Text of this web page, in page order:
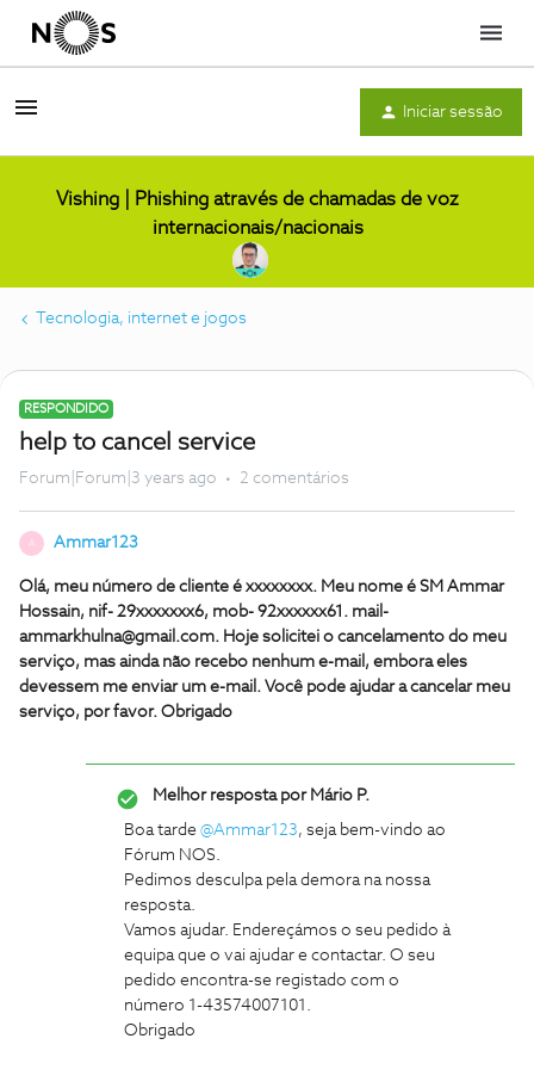
Menu
Iniciar sessão
Vishing | Phishing através de chamadas de voz
internacionais/nacionais
Tecnologia, internet e jogos
RESPONDIDO
help to cancel service
Forum|Forum|3 years ago 2 comentários
A Ammar123
Olá, meu número de cliente é xxxxxxxx. Meu nome é SM Ammar
Hossain, nif- 29xxxxxxx6, mob- 92xxxxxx61. mail-
ammarkhulna@gmail.com. Hoje solicitei o cancelamento do meu
serviço, mas ainda não recebo nenhum e-mail, embora eles
devessem me enviar um e-mail. Você pode ajudar a cancelar meu
serviço, por favor. Obrigado
Melhor resposta porMário P.
Boa tarde @Ammar123, seja bem-vindo ao
Fórum NOS.
Pedimos desculpa pela demora na nossa
resposta.
Vamos ajudar. Endereçámos o seu pedido à
equipa que o vai ajudar e contactar. O seu
pedido encontra-se registado com o
número 1-43574007101.
Obrigado